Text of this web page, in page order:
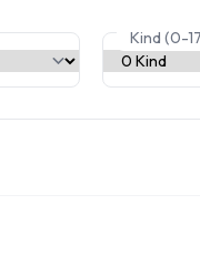
Kind (0-